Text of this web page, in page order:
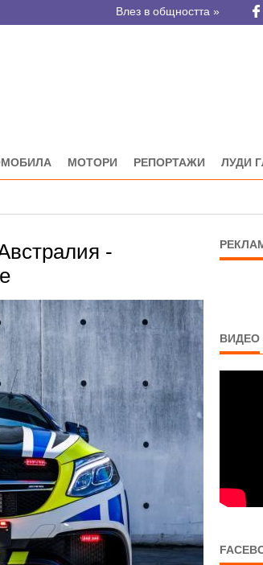
Влез в общността »
МОТОРИ РЕПОРТАЖИ ЛУДИ
-
ВИДЕО